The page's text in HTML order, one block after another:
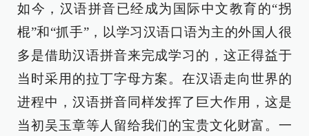
如今，汉语拼音已经成为国际中文教育的“拐
棍”和“抓手”，以学习汉语口语为主的外国人很
多是借助汉语拼音来完成学习的，这正得益于
当时采用的拉丁字母方案。在汉语走向世界的
进程中，汉语拼音同样发挥了巨大作用，这是
当初吴玉章等人留给我们的宝贵文化财富。一